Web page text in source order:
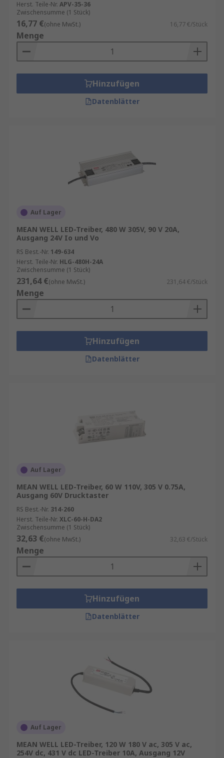
Herst. Teile-Nr. APV-35-36
Zwischensumme (1 Stück)
16,77 €(ohne MwSt.) 16,77 €/Stück
Menge
Hinzufügen
Datenblätter
Auf Lager
MEAN WELL LED-Treiber, 480 W 305V, 90 V 20A,
Ausgang 24V Io und Vo
RS Best.-Nr. 149-634
Herst. Teile-Nr. HLG-480H-24A
Zwischensumme (1 Stück)
231,64 €(ohne MwSt.) 231,64 €/Stück
Menge
Hinzufügen
Datenblätter
Auf Lager
MEAN WELL LED-Treiber, 60 W 110V, 305 V 0.75A,
Ausgang 60V Drucktaster
RS Best.-Nr. 314-260
Herst. Teile-Nr. XLC-60-H-DA2
Zwischensumme (1 Stück)
32,63 €(ohne MwSt.) 32,63 €/Stück
Menge
Hinzufügen
Datenblätter
Auf Lager
MEAN WELL LED-Treiber, 120 W 180 V ac, 305 V ac,
254V dc, 431 V dc LED-Treiber 10A, Ausgang 12V